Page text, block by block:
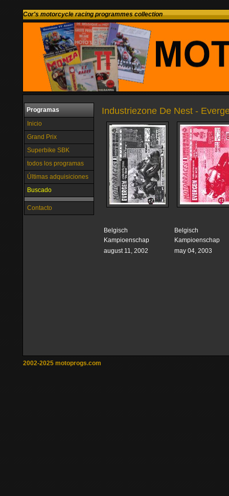
Cor's motorcycle racing programmes collection
Programas
Inicio
Grand Prix
Superbike SBK
todos los programas
Últimas adquisiciones
Buscado
Contacto
Industriezone De Nest -
Belgisch
Kampioenschap
august 11, 2002
Belgisch
Kampioenschap
may 04, 2003
2002-2025 motoprogs.com